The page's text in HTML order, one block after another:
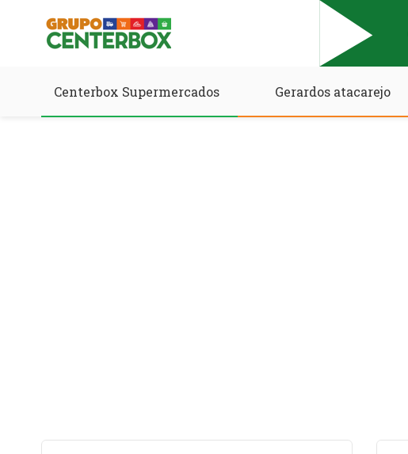
Centerbox Supermercados Gerardos atacarejo